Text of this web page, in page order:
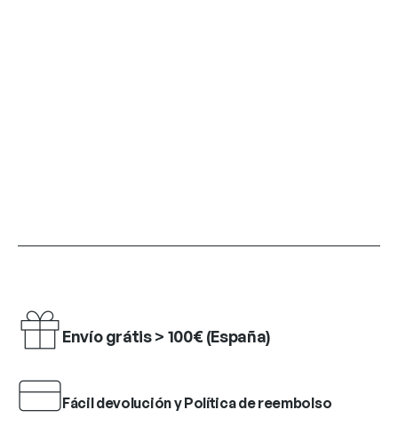
Envío grátis > 100€ (España)
Fácil devolución y Política de reembolso